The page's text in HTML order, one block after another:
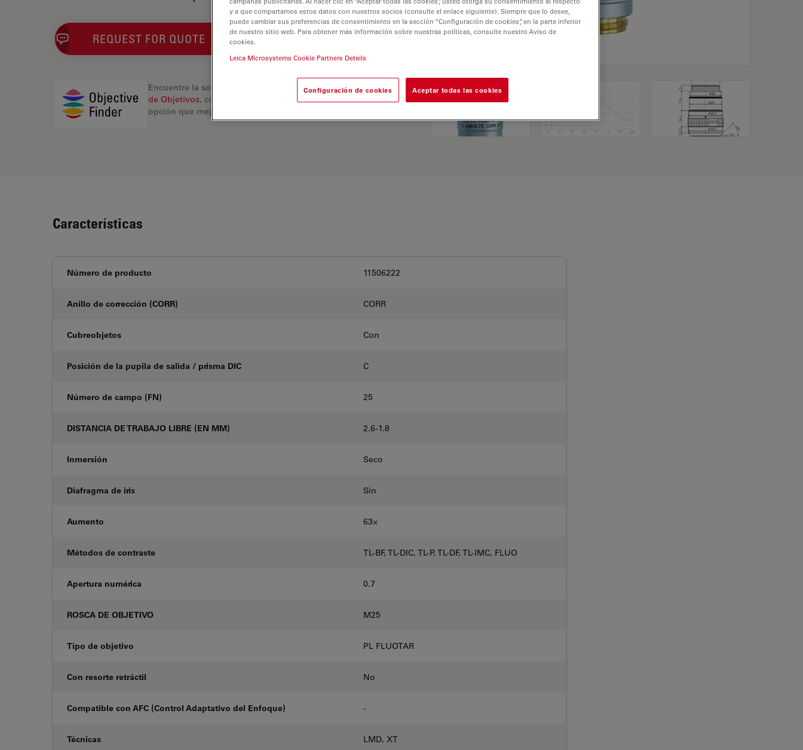
REQUEST FOR QUOTE
Encuentre la solución ideal. Explore nuestroBuscador
de Objetivos, compare alternativas y encuentre la
opción que mejor se adapte a sus necesidades.
Características
Número de producto 11506222
Anillo de corrección (CORR) CORR
Cubreobjetos Con
Posición de la pupila de salida / prisma DIC C
Número de campo (FN) 25
DISTANCIA DE TRABAJO LIBRE (EN MM) 2.6-1.8
Inmersión Seco
Diafragma de iris Sin
Aumento 63⨉
Métodos de contraste TL-BF, TL-DIC, TL-P, TL-DF, TL-IMC, FLUO
Apertura numérica 0.7
ROSCA DE OBJETIVO M25
Tipo de objetivo PL FLUOTAR
Con resorte retráctil No
Compatible con AFC (Control Adaptativo del Enfoque) -
Técnicas LMD, XT
y a que compartamos estos datos con nuestros socios (consulte el enlace siguiente). Siempre que lo desee,
puede cambiar sus preferencias de consentimiento en la sección “Configuración de cookies”, en la parte inferior
de nuestro sitio web. Para obtener más información sobre nuestras políticas, consulte nuestro Aviso de
cookies.
Leica Microsystems Cookie Partners Details
Configuración de cookies Aceptar todas las cookies